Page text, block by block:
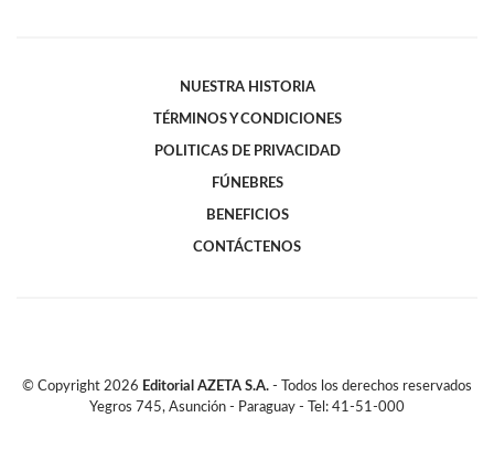
NUESTRA HISTORIA
TÉRMINOS Y CONDICIONES
POLITICAS DE PRIVACIDAD
FÚNEBRES
BENEFICIOS
CONTÁCTENOS
© Copyright 2026 Editorial AZETA S.A. - Todos los derechos reservados
Yegros 745, Asunción - Paraguay - Tel: 41-51-000